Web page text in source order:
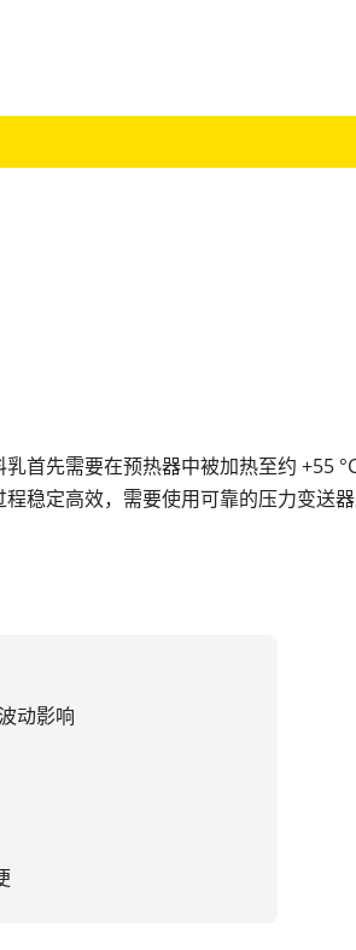
首先需要在预热器中被加热至约 +55
稳定高效，需要使用可靠的压力变送
动影响